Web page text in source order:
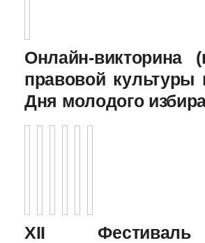
Онлайн-
правовой
Дня молодого
XII